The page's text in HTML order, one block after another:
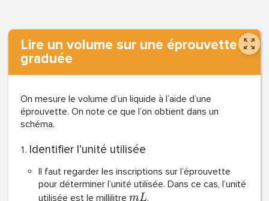
Lire un volume sur une éprouvette
graduée
On mesure le volume d’un liquide à l’aide d’une
éprouvette. On note ce que l’on obtient dans un
schéma.
Identifier l’unité utilisée
Il faut regarder les inscriptions sur l’éprouvette
pour déterminer l’unité utilisée. Dans ce cas, l’unité
utilisée est le millilitre mL.